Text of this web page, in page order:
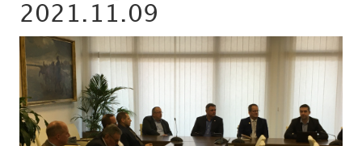
2021.11.09